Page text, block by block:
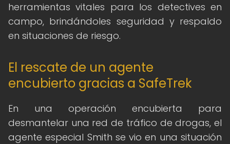
herramientas vitales para los detectives en
campo, brindándoles seguridad y respaldo
en situaciones de riesgo.
El rescate de un agente
encubierto gracias a SafeTrek
En una operación encubierta para
desmantelar una red de tráfico de drogas, el
agente especial Smith se vio en una situación